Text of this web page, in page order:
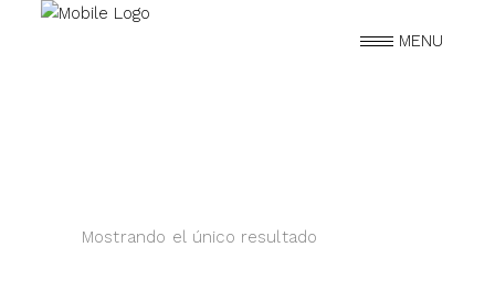
MENU
Mostrando el único resultado